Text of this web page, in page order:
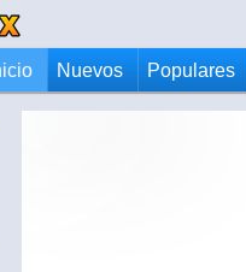
Nuevos Populares